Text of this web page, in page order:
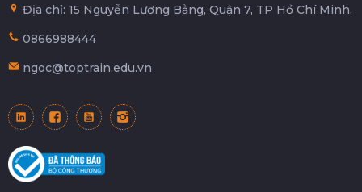
Địa chỉ: 15 Nguyễn Lương Bằng, Quận 7, TP Hồ Chí Minh.
0866988444
ngoc@toptrain.edu.vn